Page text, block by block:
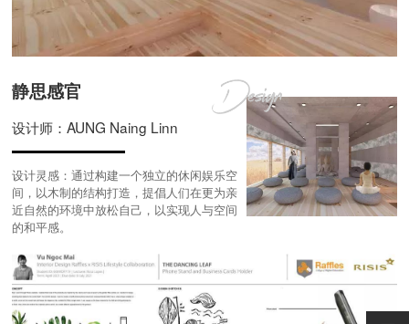
静思感官
设计师：AUNG Naing Linn
设计灵感：通过构建一个独立的休闲娱乐空
间，以木制的结构打造，提倡人们在更为亲
近自然的环境中放松自己，以实现人与空间
的和平感。